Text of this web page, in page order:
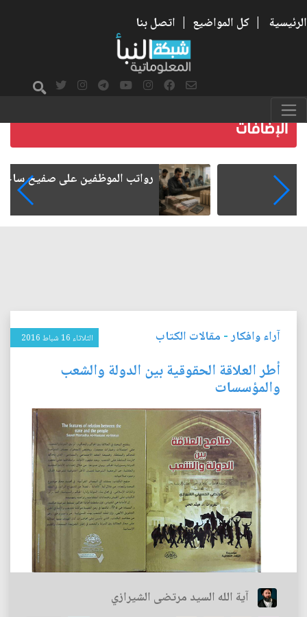
الرئيسية | كل المواضيع | اتصل بنا
رواتب الموظفين على صفيح ساخن
آراء وافكار- مقالات الكتاب الثلاثاء 16 شباط 2016
أطر العلاقة الحقوقية بين الدولة والشعب
والمؤسسات
آية الله السيد مرتضى الشيرازي